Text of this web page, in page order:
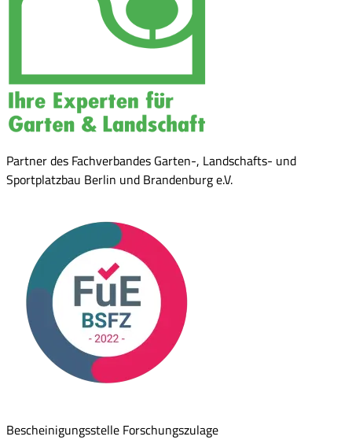
Partner des Fachverbandes Garten-, Landschafts- und
Sportplatzbau Berlin und Brandenburg e.V.
Bescheinigungsstelle Forschungszulage